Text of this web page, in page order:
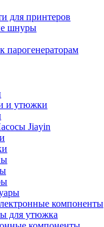
для принтеров
шнуры
парогенераторам
и утюжки
Jiayin
компоненты
для утюжка